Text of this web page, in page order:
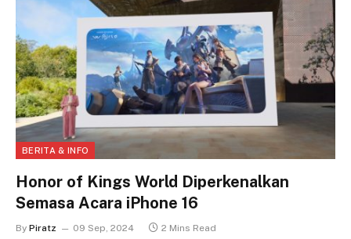
BERITA & INFO
Honor of Kings World Diperkenalkan
Semasa Acara iPhone 16
By Piratz 09 Sep, 2024 2 Mins Read